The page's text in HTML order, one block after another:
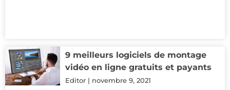
9 meilleurs logiciels de montage
vidéo en ligne gratuits et payants
Editor novembre 9, 2021